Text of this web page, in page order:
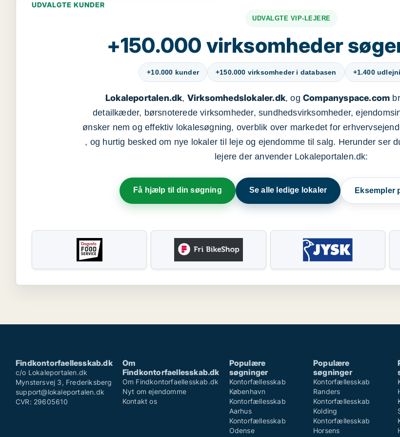
UDVALGTE KUNDER
UDVALGTE VIP-LEJERE
+150.000 virksomheder
+10.000 kunder +150.000 virksomheder i databasen +1.400
Lokaleportalen.dk, Virksomhedslokaler.dk, og Companyspace.com
detailkæder, børsnoterede virksomheder, sundhedsvirksomheder,
ønsker nem og effektiv lokalesøgning, overblik over markedet for
, og hurtig besked om nye lokaler til leje og ejendomme til salg. Herunder ser
lejere der anvender Lokaleportalen.dk:
Få hjælp til din søgning Se alle ledige lokaler Eksempler
Findkontorfaellesskab.dk
c/o Lokaleportalen.dk
Mynstersvej 3, Frederiksberg
support@lokaleportalen.dk
CVR: 29605610
Om
Findkontorfaellesskab.dk
Om Findkontorfaellesskab.dk
Nyt om ejendomme
Kontakt os
Populære
søgninger
Kontorfællesskab
København
Kontorfællesskab
Aarhus
Kontorfællesskab
Odense
Populære
søgninger
Kontorfællesskab
Randers
Kontorfællesskab
Kolding
Kontorfællesskab
Horsens